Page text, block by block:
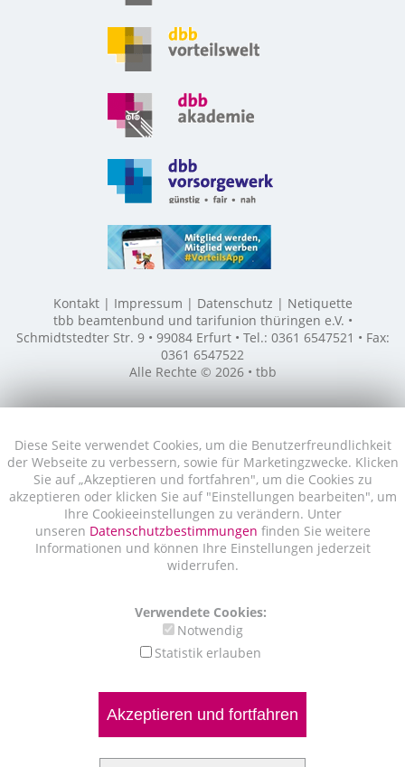
Diese Seite verwendet Cookies, um die Benutzerfreundlichkeit
der Webseite zu verbessern, sowie für Marketingzwecke. Klicken
Sie auf „Akzeptieren und fortfahren", um die Cookies zu
akzeptieren oder klicken Sie auf "Einstellungen bearbeiten", um
Ihre Cookieeinstellungen zu verändern. Unter
unseren Datenschutzbestimmungen finden Sie weitere
Informationen und können Ihre Einstellungen jederzeit
widerrufen.
Verwendete Cookies:
Notwendig
Statistik erlauben
Akzeptieren und fortfahren
Kontakt Impressum Datenschutz
Netiquette
tbb beamtenbund und tarifunion thüringen e.V. •
Schmidtstedter Str. 9 • 99084 Erfurt • Tel.: 0361 6547521 • Fax:
0361 6547522
Alle Rechte © 2026 • tbb